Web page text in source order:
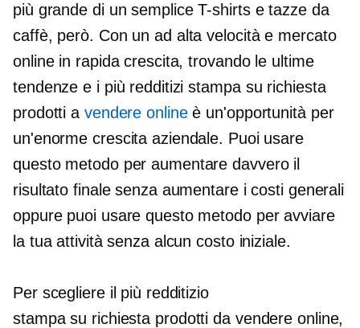
più grande di un sempliceT-shirtse tazze da
caffè, però. Con un ad alta velocitàe mercato
online in rapida crescita, trovando le ultime
tendenze e i più redditizistampa su richiesta
prodotti a vendere onlineè un'opportunità per
un'enorme crescita aziendale. Puoi usare
questo metodo per aumentare davvero il
risultato finale senza aumentare i costi generali
oppure puoi usare questo metodo per avviare
la tua attività senza alcun costo iniziale.
Per scegliere il più redditizio
stampa su richiesta prodotti da vendere online,